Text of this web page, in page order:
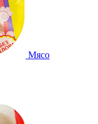
Мясо